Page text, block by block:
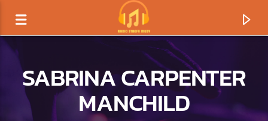
SABRINA CARPENTER
MANCHILD